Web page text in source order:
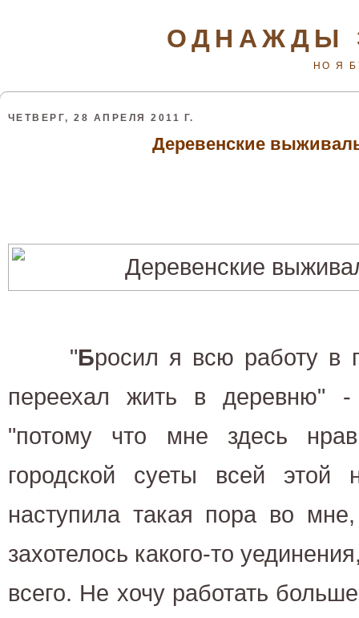
ОДНАЖДЫ
НО Я
ЧЕТВЕРГ, 28 АПРЕЛЯ 2011 Г.
Деревенские
"Бросил я всю работу в
переехал жить в деревню" -
"потому что мне здесь
городской суеты всей этой
наступила такая пора во
захотелось какого-то
всего. Не хочу работать